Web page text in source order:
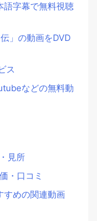
語字幕で無料視聴
」の動画をDVD
ス
などの無料動
見所
・口コミ
すめの関連動画